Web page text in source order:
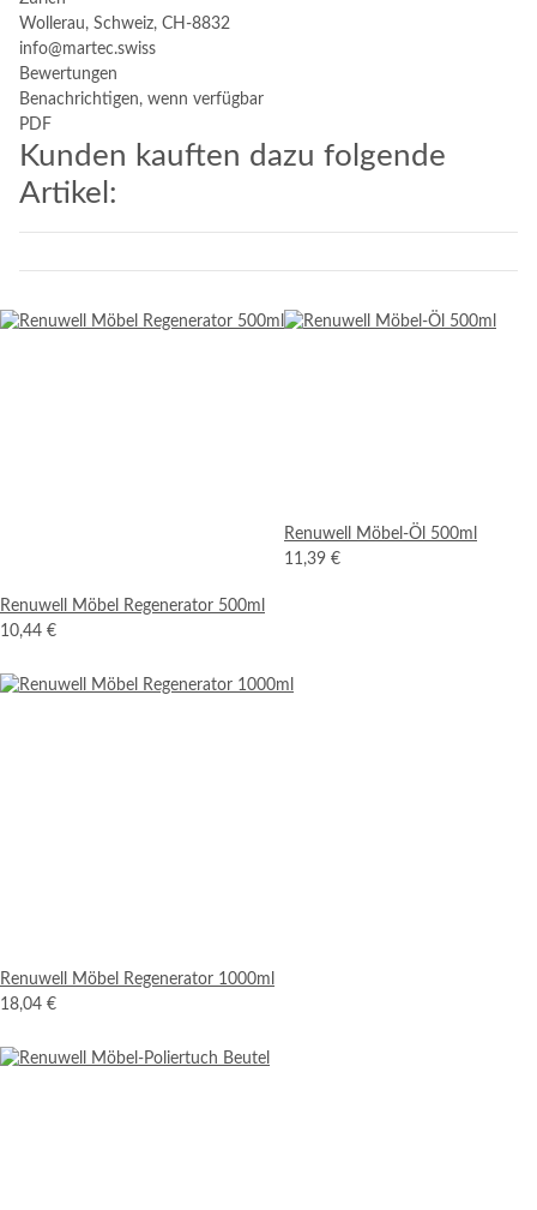
Wollerau, Schweiz, CH-8832
info@martec.swiss
Bewertungen
Benachrichtigen, wenn verfügbar
PDF
Kunden kauften dazu folgende
Artikel:
Renuwell Möbel Regenerator 500ml
10,44 €
Renuwell Möbel-Öl 500ml
11,39 €
Renuwell Möbel Regenerator 1000ml
18,04 €